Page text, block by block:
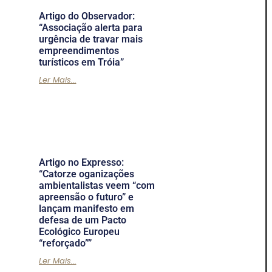
Artigo do Observador:
“Associação alerta para
urgência de travar mais
empreendimentos
turísticos em Tróia”
Ler Mais...
Artigo no Expresso:
“Catorze oganizações
ambientalistas veem “com
apreensão o futuro” e
lançam manifesto em
defesa de um Pacto
Ecológico Europeu
“reforçado””
Ler Mais...